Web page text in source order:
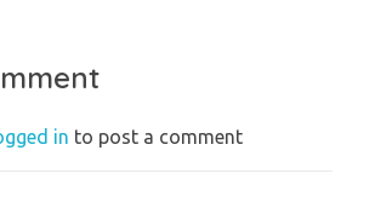
in to post a comment